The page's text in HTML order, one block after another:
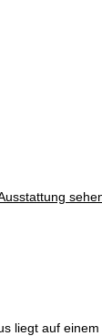
liegt auf